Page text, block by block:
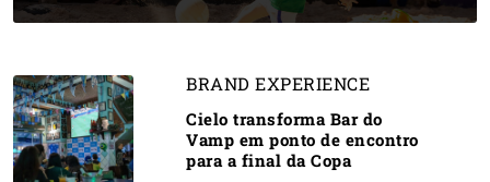
BRAND EXPERIENCE
Cielo transforma Bar do
Vamp em ponto de encontro
para a final da Copa